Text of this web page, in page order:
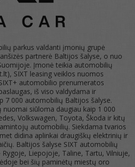
parkus valdanti įmonių grupė
partnerė Baltijos šalyse, o nuo
Įmonė teikia automobilių
SIXT leasing veiklos nuomos
automobilio prenumeratos
iš viso valdydama ir
7 000 automobilių Baltijos šalyse.
siūloma daugiau kaip 1 000
Volkswagen, Toyota, Škoda ir kitų
automobilių. Siekdama tvarios
didina aplinkai draugiškų elektrinių ir
Baltijos šalyse SIXT automobilių
Liepojoje, Taline, Tartu, Vilniuje,
bei šių paminėtų miestų oro